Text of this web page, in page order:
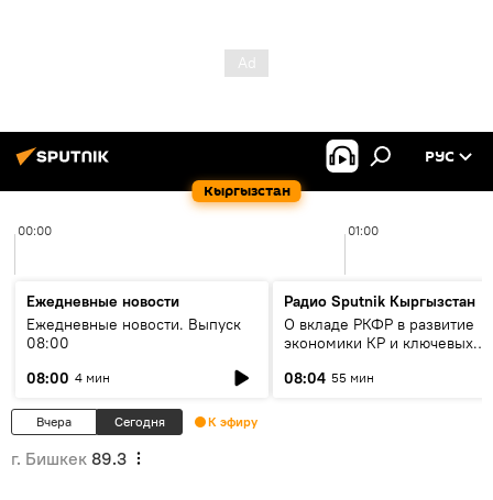
Кыргызстан
РУС
00:00 01:00
Ежедневные новости
Ежедневные новости. Выпуск
08:00
08:00 4 мин
Радио Sputnik Кыргызстан
О вкладе РКФР в развитие
экономики КР и ключевых
08:04 55 мин
Вчера Сегодня К эфиру
г. Бишкек 89.3